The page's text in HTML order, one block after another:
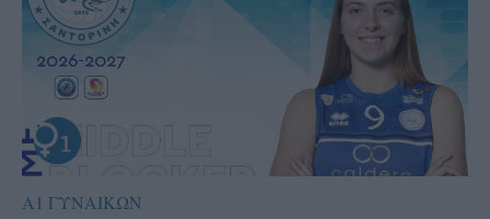
Α1 ΓΥΝΑΙΚΩΝ